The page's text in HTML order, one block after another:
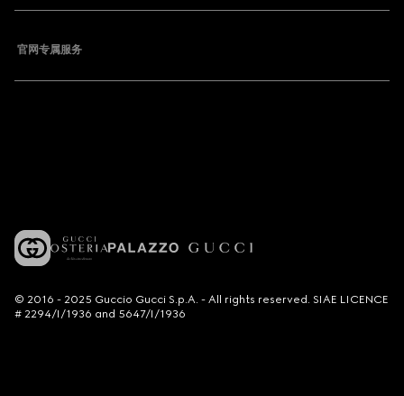
官网专属服务
© 2016 - 2025 Guccio Gucci S.p.A. - All rights reserved. SIAE LICENCE
# 2294/I/1936 and 5647/I/1936